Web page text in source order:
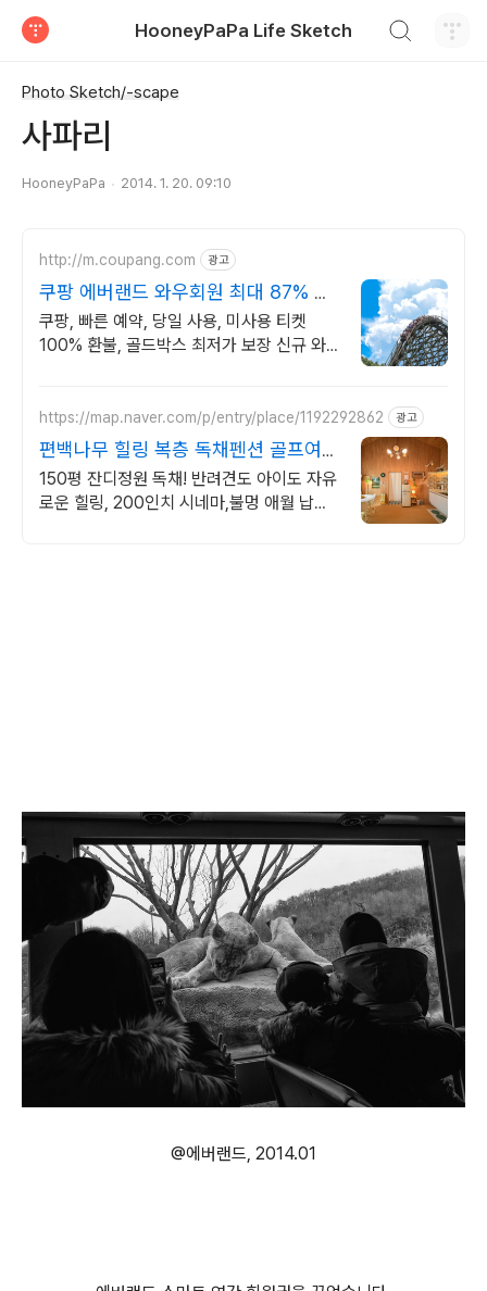
HooneyPaPa Life Sketch
Photo Sketch/-scape
사파리
HooneyPaPa 2014. 1. 20. 09:10
http://m.coupang.com 광고
쿠팡 에버랜드 와우회원 최대 87% 할
인
쿠팡, 빠른 예약, 당일 사용, 미사용 티켓
100% 환불, 골드박스 최저가 보장 신규 와
https://map.naver.com/p/entry/place/1192292862 광고
편백나무 힐링 복층 독채펜션 골프여행
최적! 곽지해변근처
150평 잔디정원 독채! 반려견도 아이도 자유
로운 힐링, 200인치 시네마,불멍 애월 납읍
@에버랜드, 2014.01